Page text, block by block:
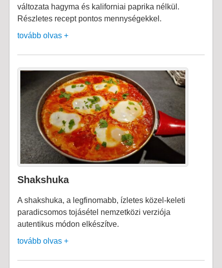
változata hagyma és kaliforniai paprika nélkül.
Részletes recept pontos mennységekkel.
tovább olvas +
Shakshuka
A shakshuka, a legfinomabb, ízletes közel-keleti
paradicsomos tojásétel nemzetközi verziója
autentikus módon elkészítve.
tovább olvas +